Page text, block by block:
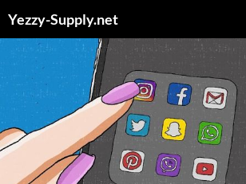
content
Yezzy-Supply.net